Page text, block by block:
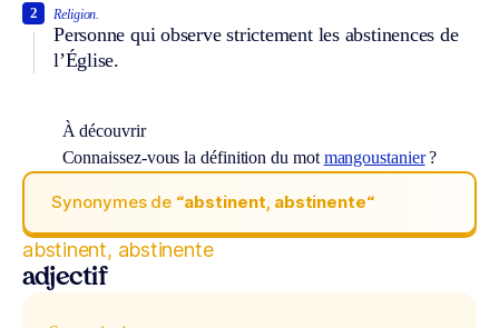
Religion.
Personne qui observe strictement les abstinences de
l’Église.
2
À découvrir
Connaissez-vous la définition du mot mangoustanier?
Synonymes de “abstinent, abstinente“
abstinent, abstinente
adjectif